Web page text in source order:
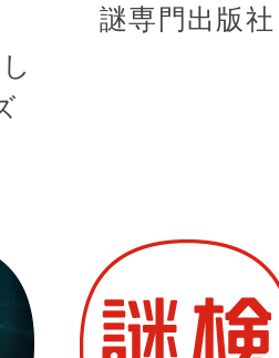
謎専門出版社